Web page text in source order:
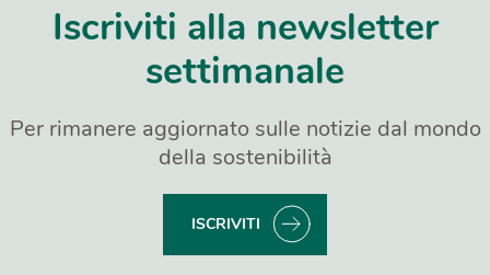
Iscriviti alla newsletter
settimanale
Per rimanere aggiornato sulle notizie dal mondo
della sostenibilità
ISCRIVITI